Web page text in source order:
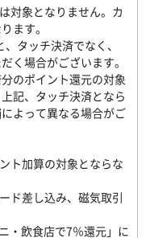
対象となりません。カ
ます。
タッチ決済でなく、
く場合がございます。
のポイント還元の対象
記、タッチ決済となら
よって異なる場合がご
ト加算の対象とならな
ド差し込み、磁気取引
・飲食店で7％還元」に